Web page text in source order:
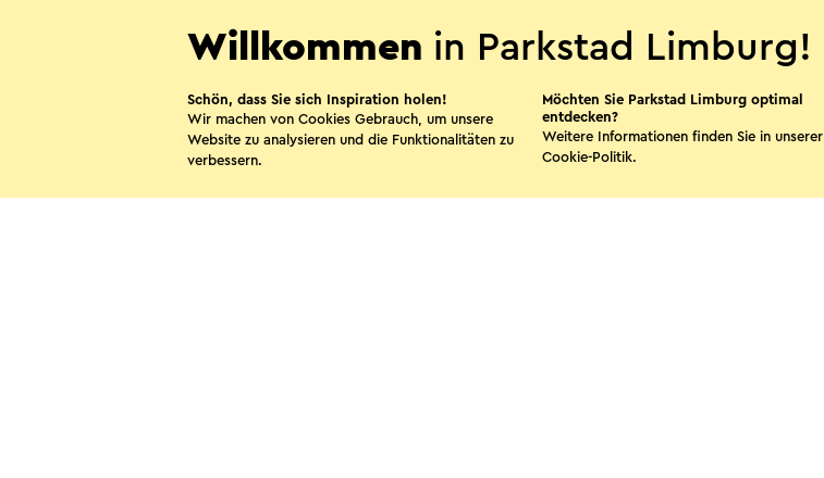
Willkommen in Parkstad Limburg!
Schön, dass Sie sich Inspiration holen!
Wir machen von Cookies Gebrauch, um unsere
Website zu analysieren und die Funktionalitäten zu
verbessern.
Möchten Sie Parkstad Limburg optimal
entdecken?
Weitere Informationen finden Sie in unserer
Cookie-Politik.